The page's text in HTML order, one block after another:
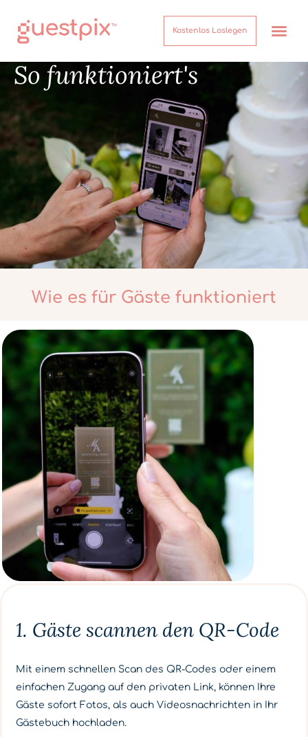
Kostenlos Loslegen
So funktioniert's
Wie es für Gäste funktioniert
1. Gäste scannen den QR-Code
Mit einem schnellen Scan des QR-Codes oder einem
einfachen Zugang auf den privaten Link, können Ihre
Gäste sofort Fotos, als auch Videosnachrichten in Ihr
Gästebuch hochladen.